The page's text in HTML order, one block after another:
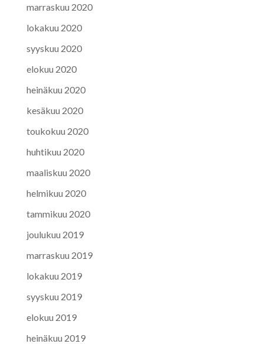
marraskuu 2020
lokakuu 2020
syyskuu 2020
elokuu 2020
heinäkuu 2020
kesäkuu 2020
toukokuu 2020
huhtikuu 2020
maaliskuu 2020
helmikuu 2020
tammikuu 2020
joulukuu 2019
marraskuu 2019
lokakuu 2019
syyskuu 2019
elokuu 2019
heinäkuu 2019